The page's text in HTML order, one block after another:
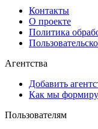
Контакты
О проекте
Политика
Агентства
Добавить
Как мы
Пользователям